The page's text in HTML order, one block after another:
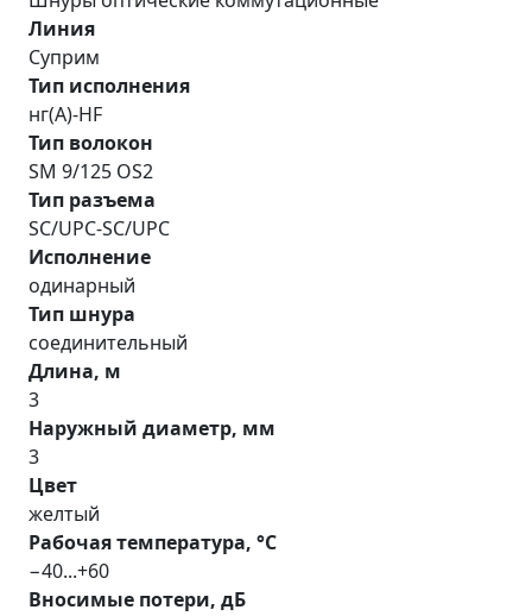
Линия
Суприм
Тип исполнения
нг(A)-HF
Тип волокон
SM 9/125 OS2
Тип разъема
SC/UPC-SC/UPC
Исполнение
одинарный
Тип шнура
соединительный
Длина, м
3
Наружный диаметр, мм
3
Цвет
желтый
Рабочая температура, °С
−40...+60
Вносимые потери, дБ